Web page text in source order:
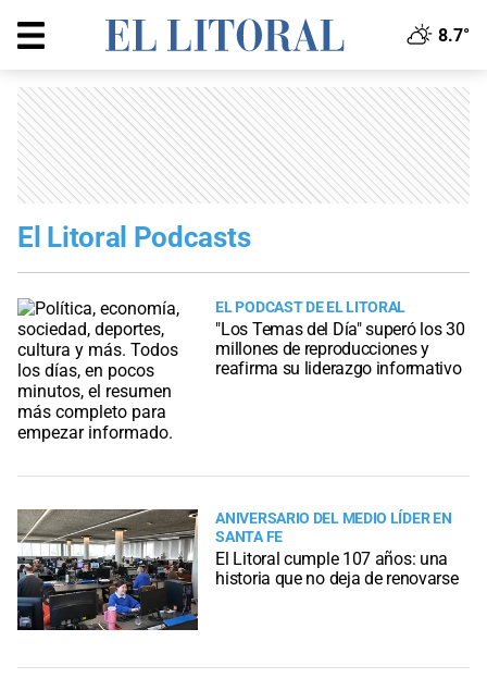
8.7°
El Litoral Podcasts
EL PODCAST DE EL LITORAL
"Los Temas del Día" superó los 30
millones de reproducciones y
reafirma su liderazgo informativo
ANIVERSARIO DEL MEDIO LÍDER EN
SANTA FE
El Litoral cumple 107 años: una
historia que no deja de renovarse